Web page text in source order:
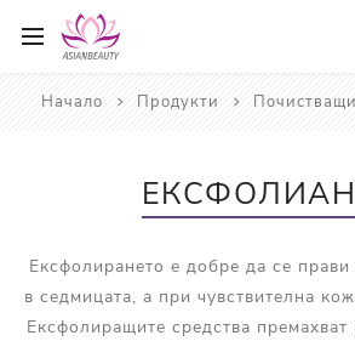
Начало Продукти Почистващи
Ексфолирането е добре да се
в седмицата, а при чувствителна
Ексфолиращите средства премахват